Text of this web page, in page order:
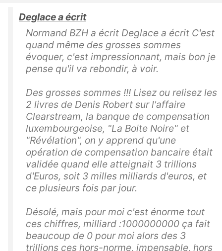
Deglace a écrit
Normand BZH a écrit Deglace a écrit C'est
quand même des grosses sommes
évoquer, c'est impressionnant, mais bon je
pense qu'il va rebondir, à voir.
Des grosses sommes !!! Lisez ou relisez les
2 livres de Denis Robert sur l'affaire
Clearstream, la banque de compensation
luxembourgeoise, "La Boite Noire" et
"Révélation", on y apprend qu'une
opération de compensation bancaire était
validée quand elle atteignait 3 trillions
d'Euros, soit 3 milles milliards d'euros, et
ce plusieurs fois par jour.
Désolé, mais pour moi c'est énorme tout
ces chiffres, milliard :1000000000 ça fait
beaucoup de 0 pour moi alors des 3
trillions ces hors-norme, impensable, hors